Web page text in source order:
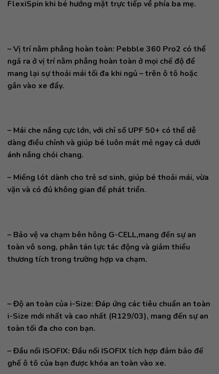
FlexiSpin khi bé hướng mặt trực tiếp về phía ba mẹ.
– Vị trí nằm phẳng hoàn toàn: Pebble 360 ​​Pro2 có thể
ngả ra ở vị trí nằm phẳng hoàn toàn ở mọi chế độ để
mang lại sự thoải mái tối đa khi ngủ – trên ô tô hoặc
gắn vào xe đẩy.
– Mái che nắng cực lớn, với chỉ số UPF 50+ có thể dễ
dàng điều chỉnh và giúp bé luôn mát mẻ ngay cả dưới
ánh nắng chói chang.
– Miếng lót dành cho trẻ sơ sinh, giúp bé thoải mái, vừa
vặn và có đủ không gian để phát triển.
– Bảo vệ va chạm bên hông G-CELL,mang đến sự an
toàn vô song, phân tán lực tác động và giảm thiểu
thương tích trong trường hợp va chạm.
– Độ an toàn của i-Size: Đáp ứng các tiêu chuẩn an toàn
i-Size mới nhất và cao nhất (R129/03), mang đến sự an
toàn tối đa cho con bạn.
– Đầu nối ISOFIX: Đầu nối ISOFIX tích hợp đảm bảo đế
ghế ô tô của bạn được khóa an toàn vào xe.